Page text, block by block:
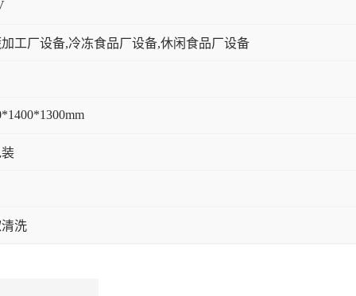
工厂设备,冷冻食品厂设备,休闲食品厂设备
洗